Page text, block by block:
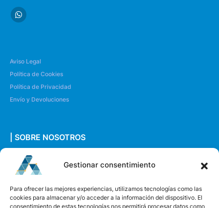
Gestionar consentimiento
Para ofrecer las mejores experiencias, utilizamos tecnologías como las
cookies para almacenar y/o acceder a la información del dispositivo. El
consentimiento de estas tecnologías nos permitirá procesar datos como
Aviso Legal
Política de Cookies
Política de Privacidad
Envío y Devoluciones
| SOBRE NOSOTROS
Quiénes somos
Envíanos un mensaje